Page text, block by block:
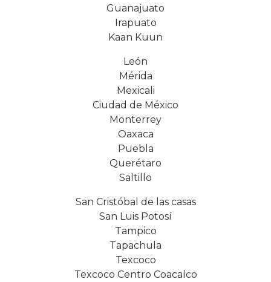
Guanajuato
Irapuato
Kaan Kuun
León
Mérida
Mexicali
Ciudad de México
Monterrey
Oaxaca
Puebla
Querétaro
Saltillo
San Cristóbal de las casas
San Luis Potosí
Tampico
Tapachula
Texcoco
Texcoco Centro Coacalco